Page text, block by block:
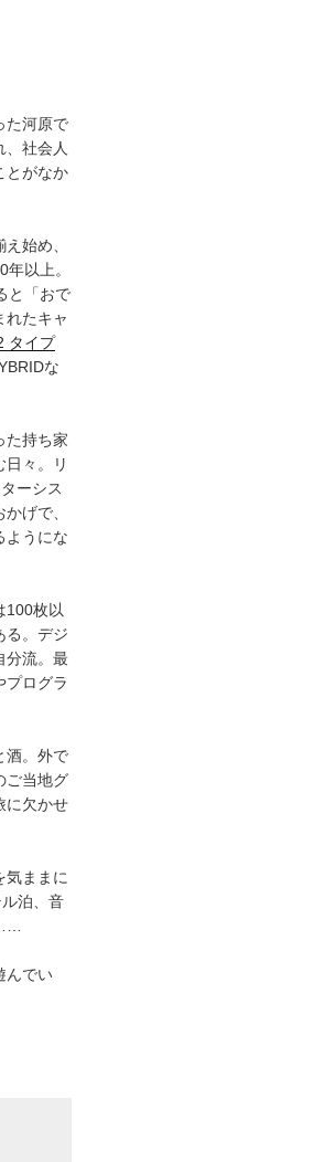
た河原で
社会人
とがなか
始め、
以上。
と「おで
れたキャ
タイプ
な
た持ち家
日々。リ
ーシス
げで、
ようにな
100枚以
る。デジ
分流。最
プログラ
酒。外で
ご当地グ
に欠かせ
気ままに
泊、音
んでい